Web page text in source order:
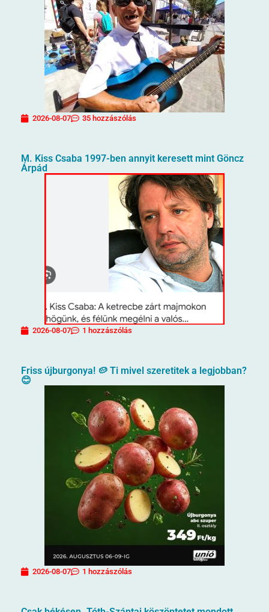
2026-08-07 35 hozzászólás
M. Kiss Csaba 1997-ben annyit keresett mint Göncz
Árpád
2026-08-07 1 hozzászólás
Friss újburgonya! 🥔 Ti mivel szeretitek a legjobban?
😊
2026-08-07 1 hozzászólás